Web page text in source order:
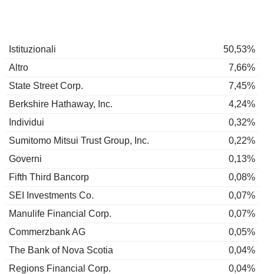
Istituzionali
50,53%
Altro
7,66%
State Street Corp.
7,45%
Berkshire Hathaway, Inc.
4,24%
Individui
0,32%
Sumitomo Mitsui Trust Group, Inc.
0,22%
Governi
0,13%
Fifth Third Bancorp
0,08%
SEI Investments Co.
0,07%
Manulife Financial Corp.
0,07%
Commerzbank AG
0,05%
The Bank of Nova Scotia
0,04%
Regions Financial Corp.
0,04%